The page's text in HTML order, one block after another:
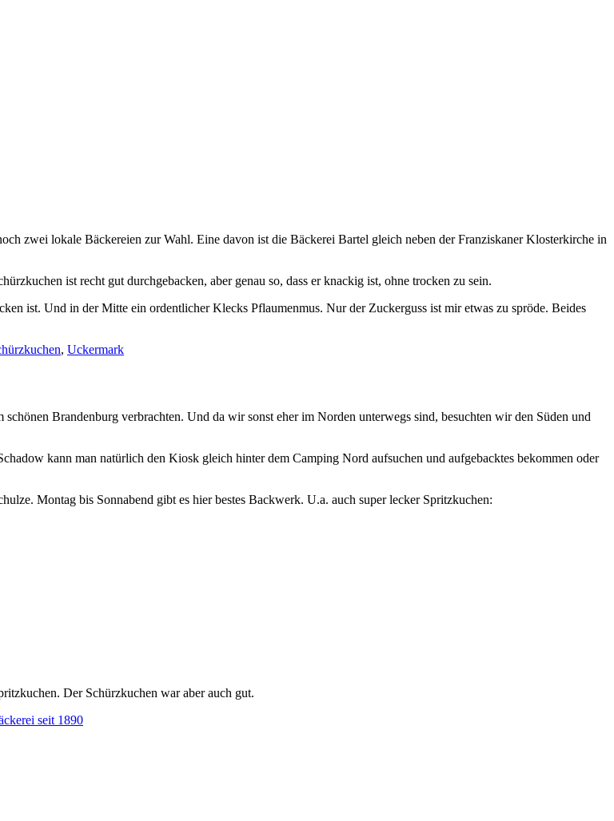
zwei lokale Bäckereien zur Wahl. Eine davon ist die Bäckerei Bartel gleich neben der Franziskaner Klosterkirche in
ist recht gut durchgebacken, aber genau so, dass er knackig ist, ohne trocken zu sein.
ist. Und in der Mitte ein ordentlicher Klecks Pflaumenmus. Nur der Zuckerguss ist mir etwas zu spröde. Beides
, Uckermark
Brandenburg verbrachten. Und da wir sonst eher im Norden unterwegs sind, besuchten wir den Süden und
kann man natürlich den Kiosk gleich hinter dem Camping Nord aufsuchen und aufgebacktes bekommen oder
Montag bis Sonnabend gibt es hier bestes Backwerk. U.a. auch super lecker Spritzkuchen:
Der Schürzkuchen war aber auch gut.
seit 1890